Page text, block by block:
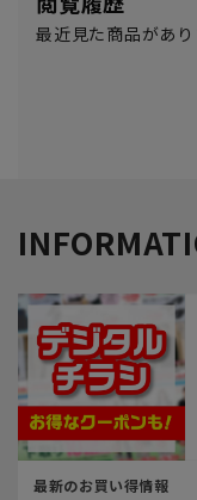
最近見た商品があり
最新のお買い得情報